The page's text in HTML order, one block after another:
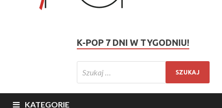
K-POP 7 DNI W TYGODNIU!
KATEGORIE